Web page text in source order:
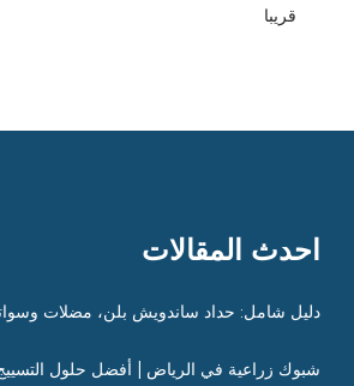
قريبا
احدث المقالات
دليل شامل: حداد ساندويش بلن، مضلات وسواتر
شبوك زراعية في الرياض | أفضل حلول التسييج